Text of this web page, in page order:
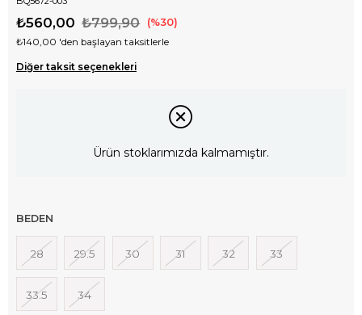
₺799,90
₺560,00 30
₺140,00 'den başlayan taksitlerle
Diğer taksit seçenekleri
Ürün stoklarımızda kalmamıştır.
BEDEN
28 29.5 30 31 32 33
33.5 34